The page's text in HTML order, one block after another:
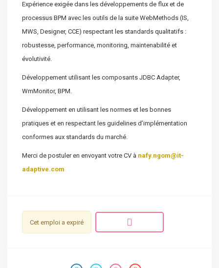
Expérience exigée dans les développements de flux et de
processus BPM avec les outils de la suite WebMethods (IS,
MWS, Designer, CCE) respectant les standards qualitatifs :
robustesse, performance, monitoring, maintenabilité et
évolutivité.
Développement utilisant les composants JDBC Adapter,
WmMonitor, BPM.
Développement en utilisant les normes et les bonnes
pratiques et en respectant les guidelines d’implémentation
conformes aux standards du marché.
Merci de postuler en envoyant votre CV à nafy.ngom@it-
adaptive.com
Cet emploi a expiré